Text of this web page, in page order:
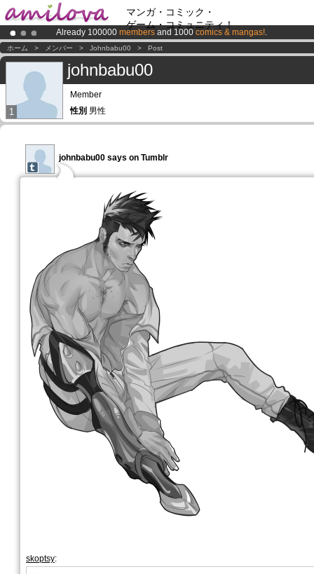
マンガ・コミック・
ゲーム・コミュニティ！
Already 100000 members and 1000 comics & mangas!.
AmilovaKickstarter is now LIVE!.
Premium membership from3.95 eurosper month !Get membership
ホーム > メンバー > Johnbabu00 > Post
1
johnbabu00
Member
性別 男性
johnbabu00 says on Tumblr
skoptsy: